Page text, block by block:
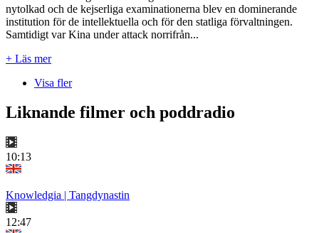
nytolkad och de kejserliga examinationerna blev en dominerande
institution för de intellektuella och för den statliga förvaltningen.
Samtidigt var Kina under attack norrifrån...
+ Läs mer
Visa fler
Liknande filmer och poddradio
10:13
Knowledgia | Tangdynastin
12:47